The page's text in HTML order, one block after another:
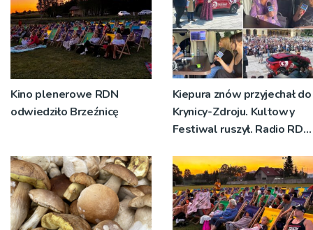
Kino plenerowe RDN
odwiedziło Brzeźnicę
Kiepura znów przyjechał do
Krynicy-Zdroju. Kultowy
Festiwal ruszył. Radio RDN
żywo [ZDJĘCIA]